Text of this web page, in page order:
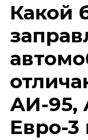
Какой
АИ-95,
Евро-3